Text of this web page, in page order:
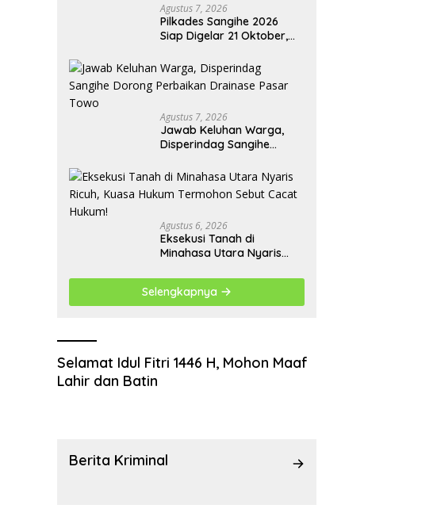
Agustus 7, 2026
Pilkades Sangihe 2026
Siap Digelar 21 Oktober,
Kampung Ikut Pemilihan
Agustus 7, 2026
Jawab Keluhan Warga,
Disperindag Sangihe
Drainase Pasar Towo
Agustus 6, 2026
Eksekusi Tanah di
Minahasa Utara Nyaris
Termohon Sebut Cacat
Hukum!
Selengkapnya
Selamat Idul Fitri 1446 H, Mohon Maaf
Lahir dan Batin
Berita Kriminal